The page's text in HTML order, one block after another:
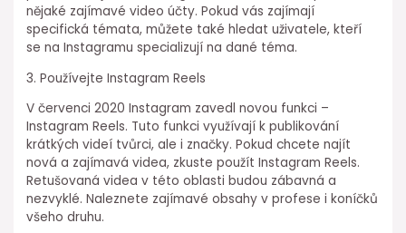
nějaké zajímavé video účty. Pokud vás zajímají
specifická témata, můžete také hledat uživatele, kteří
se na Instagramu specializují na dané téma.
3. Používejte Instagram Reels
V červenci 2020 Instagram zavedl novou funkci –
Instagram Reels. Tuto funkci využívají k publikování
krátkých videí tvůrci, ale i značky. Pokud chcete najít
nová a zajímavá videa, zkuste použít Instagram Reels.
Retušovaná videa v této oblasti budou zábavná a
nezvyklé. Naleznete zajímavé obsahy v profese i koníčků
všeho druhu.